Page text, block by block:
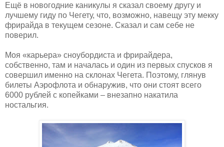
Ещё в новогодние каникулы я сказал своему другу и
лучшему гиду по Чегету, что, возможно, навещу эту мекку
фрирайда в текущем сезоне. Сказал и сам себе не
поверил.
Моя «карьера» сноубордиста и фрирайдера,
собственно, там и началась и один из первых спусков я
совершил именно на склонах Чегета. Поэтому, глянув
билеты Аэрофлота и обнаружив, что они стоят всего
6000 рублей с копейками – внезапно накатила
ностальгия.